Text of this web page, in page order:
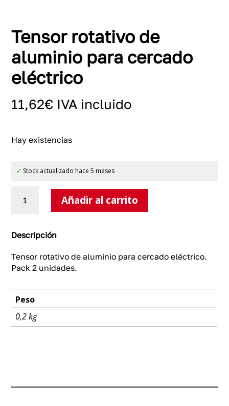
Tensor rotativo de
aluminio para cercado
eléctrico
11,62€ IVA incluido
Hay existencias
✓ Stock actualizado hace 5 meses
rotativo
para
cercado
eléctrico
cantidad
Añadir al carrito
Descripción
Tensor rotativo de aluminio para cercado eléctrico.
Pack 2 unidades.
Peso
0,2 kg